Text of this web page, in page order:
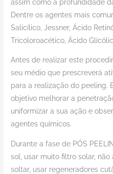
assim como a profundidade
Dentre os agentes mais
Salicílico, Jessner, Ácido
Tricoloroacético, Ácido
Antes de realizar este
seu médio que prescreverá
para a realização do peeling.
objetivo melhorar a
uniformizar a sua ação e
agentes químicos.
Durante a fase de PÓS
sol, usar muito filtro solar, não
soltar, usar regeneradores